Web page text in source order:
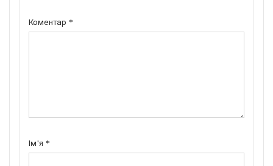
Коментар *
Ім'я *